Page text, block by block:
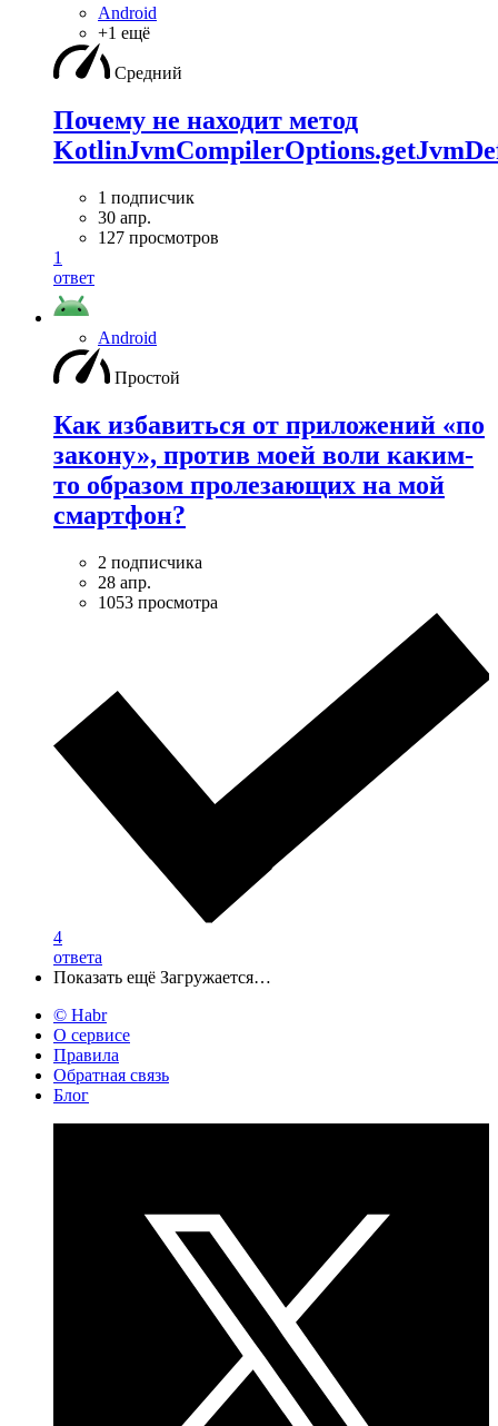
Android
+1 ещё
Средний
Почему не находит метод
1 подписчик
30 апр.
127 просмотров
1
ответ
Android
Простой
Как избавиться от приложений «по
закону», против моей воли каким-
то образом пролезающих на мой
смартфон?
2 подписчика
28 апр.
1053 просмотра
4
ответа
Показать ещё Загружается…
© Habr
О сервисе
Правила
Обратная связь
Блог